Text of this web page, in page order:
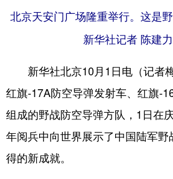
北京天安门广场隆重举行。这是野
新华社记者 陈建
新华社北京10月1日电（记者
红旗-17A防空导弹发射车、红旗-
组成的野战防空导弹方队，1日在
年阅兵中向世界展示了中国陆军野
得的新成就。